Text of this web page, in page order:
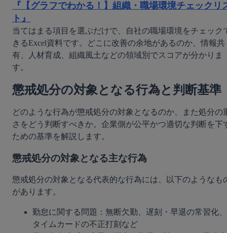
『【グラフでわかる！】組織・職場環境チェックリ
ト』
当てはまる項目を選ぶだけで、自社の職場環境をチェック
きるExcel資料です。どこに改善の余地があるのか、情報共
有、人材育成、組織風土などの領域別でスコアが分かりま
す。
懲戒処分の対象となる行為と判断基準
どのような行為が懲戒処分の対象となるのか、また処分の
さをどう判断すべきか。企業側が公平かつ適切な判断を下
ための基準を解説します。
懲戒処分の対象となる主な行為
懲戒処分の対象となる代表的な行為には、以下のようなも
があります。
勤怠に関する問題：無断欠勤、遅刻・早退の常習化、
タイムカードの不正打刻など